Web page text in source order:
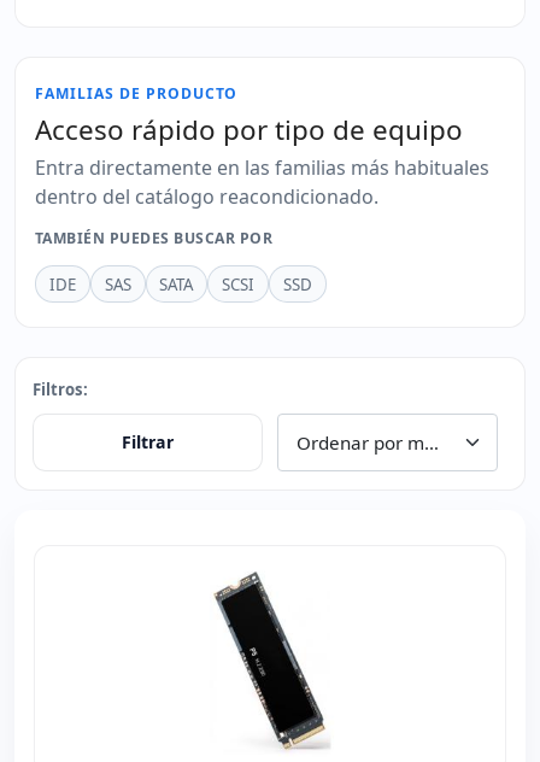
FAMILIAS DE PRODUCTO
Acceso rápido por tipo de equipo
Entra directamente en las familias más habituales
dentro del catálogo reacondicionado.
TAMBIÉN PUEDES BUSCAR POR
IDE SAS SATA SCSI SSD
Filtros:
Filtrar